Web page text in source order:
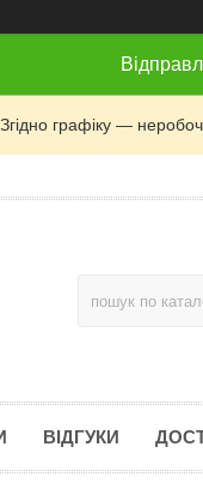
Згідно графіку —
ВІДГУКИ